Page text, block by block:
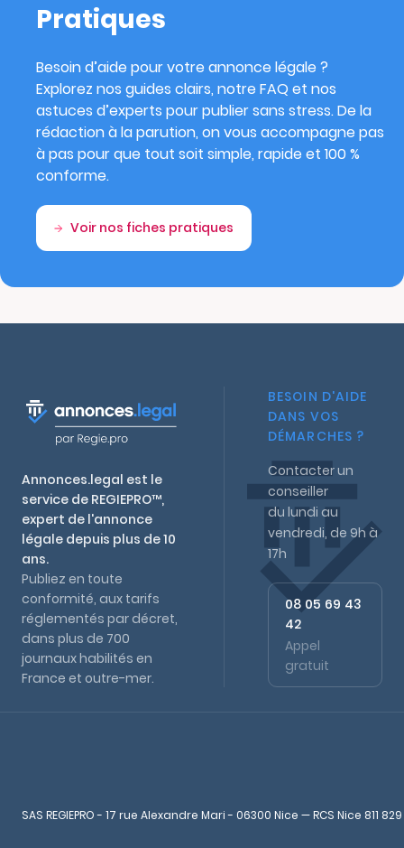
Pratiques
Besoin d’aide pour votre annonce légale ?
Explorez nos guides clairs, notre FAQ et nos
astuces d’experts pour publier sans stress. De la
rédaction à la parution, on vous accompagne pas
à pas pour que tout soit simple, rapide et 100 %
conforme.
Voir nos fiches pratiques
Annonces.legal est le
service de REGIEPRO™,
expert de l'annonce
légale depuis plus de 10
ans.
Publiez en toute
conformité, aux tarifs
réglementés par décret,
dans plus de 700
journaux habilités en
France et outre-mer.
BESOIN D'AIDE
DANS VOS
DÉMARCHES ?
Contacter un
conseiller
du lundi au
vendredi, de 9h à
17h
08 05 69 43
42
Appel
gratuit
SAS REGIEPRO - 17 rue Alexandre Mari - 06300 Nice — RCS Nice 811